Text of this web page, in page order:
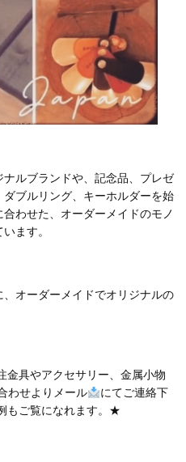
ルブランドや、記念品、プレゼ
ブルリング、キーホルダーを始
わせた、オーダーメイドのモノ
ます。
オーダーメイドでオリジナルの
具やアクセサリー、金属小物
わせよりメール
にてご連絡下
もご覧になれます。★